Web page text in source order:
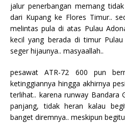
jalur penerbangan memang
dari Kupang ke Flores Timur..
melintas pula di atas Pulau
kecil yang berada di timur
seger hijaunya.. masyaallah..
pesawat ATR-72 600 pun
ketinggiannya hingga akhirnya
terlihat.. karena runway Bandara
panjang, tidak heran kalau
banget diremnya.. meskipun